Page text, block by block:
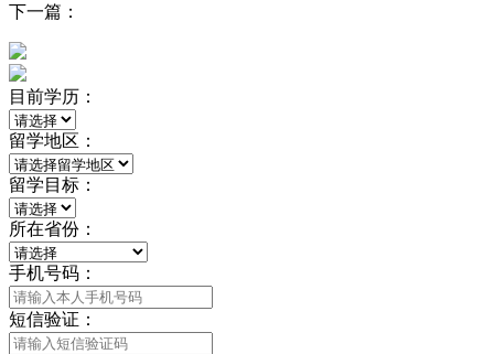
下一篇：
目前学历：
留学地区：
留学目标：
所在省份：
手机号码：
短信验证：